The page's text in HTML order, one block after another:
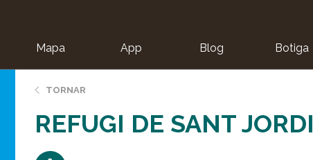
Mapa App Blog Botiga
TORNAR
REFUGI DE SANT JORDI